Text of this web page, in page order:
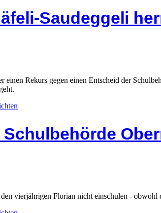
Saudeggeli
einen Rekurs gegen einen Entscheid der
vierjährigen Florian nicht einschulen - obwohl